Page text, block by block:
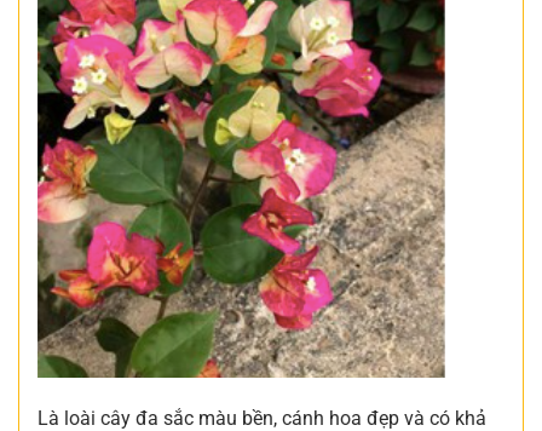
Là loài cây đa sắc màu bền, cánh hoa đẹp và có khả